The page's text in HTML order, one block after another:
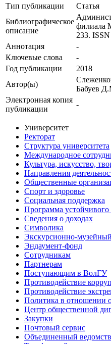
Тип публикации
Статья
Библиографическое
описание
филиала
233.
Аннотация
-
Ключевые cлова
-
Год публикации
2018
Автор(ы)
Бабуев
Электронная копия
публикации
-
Университет
Ректорат
Структура университета
Международное
Культура, искусство,
Направления
Общественные
Спорт и здоровье
Социальная поддержка
Программа устойчивого
Сведения о доходах
Символика
Экскурсионно-
Эндаумент-фонд
Сотрудникам
Партнерам
Поступающим в ВолГУ
Противодействие
Противодействие
Политика в отношении
Центр общественной
Закупки
Почтовый сервис
Объединенный